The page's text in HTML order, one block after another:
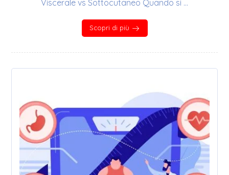
Viscerale vs Sottocutaneo Quando si ...
Scopri di più